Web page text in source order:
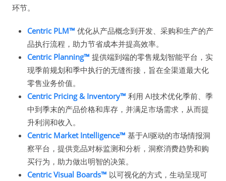
环节。
Centric PLM™ 优化从产品概念到开发、采购和生产的产
品执行流程，助力节省成本并提高效率。
Centric Planning™ 提供端到端的零售规划智能平台，实
现季前规划和季中执行的无缝衔接，旨在全渠道最大化
零售业务价值。
Centric Pricing & Inventory™ 利用 AI技术优化季前、季
中到季末的产品价格和库存，并满足市场需求，从而提
升利润和收入。
Centric Market Intelligence™ 基于AI驱动的市场情报洞
察平台，提供竞品对标监测和分析，洞察消费趋势和购
买行为，助力做出明智的决策。
Centric Visual Boards™ 以可视化的方式，生动呈现可